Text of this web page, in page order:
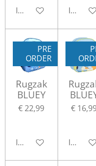
In winkelwagenIn
PRE
ORDER
Rugzak
BLUEY
€ 22,99
In winkelwagen
€
In